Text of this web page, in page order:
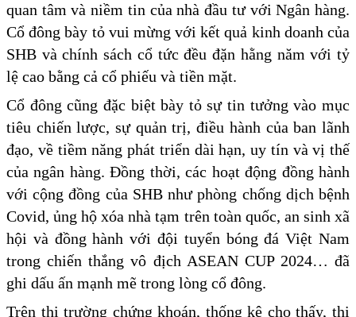
quan tâm và niềm tin của nhà đầu tư với Ngân hàng.
Cổ đông bày tỏ vui mừng với kết quả kinh doanh của
SHB và chính sách cổ tức đều đặn hằng năm với tỷ
lệ cao bằng cả cổ phiếu và tiền mặt.
Cổ đông cũng đặc biệt bày tỏ sự tin tưởng vào mục
tiêu chiến lược, sự quản trị, điều hành của ban lãnh
đạo, về tiềm năng phát triển dài hạn, uy tín và vị thế
của ngân hàng. Đồng thời, các hoạt động đồng hành
với cộng đồng của SHB như phòng chống dịch bệnh
Covid, ủng hộ xóa nhà tạm trên toàn quốc, an sinh xã
hội và đồng hành với đội tuyển bóng đá Việt Nam
trong chiến thắng vô địch ASEAN CUP 2024… đã
ghi dấu ấn mạnh mẽ trong lòng cổ đông.
Trên thị trường chứng khoán, thống kê cho thấy, thị